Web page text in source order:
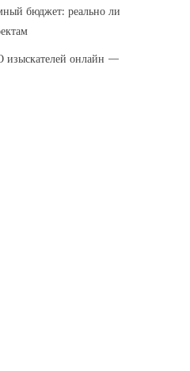
бюджет: реально ли
изыскателей онлайн —